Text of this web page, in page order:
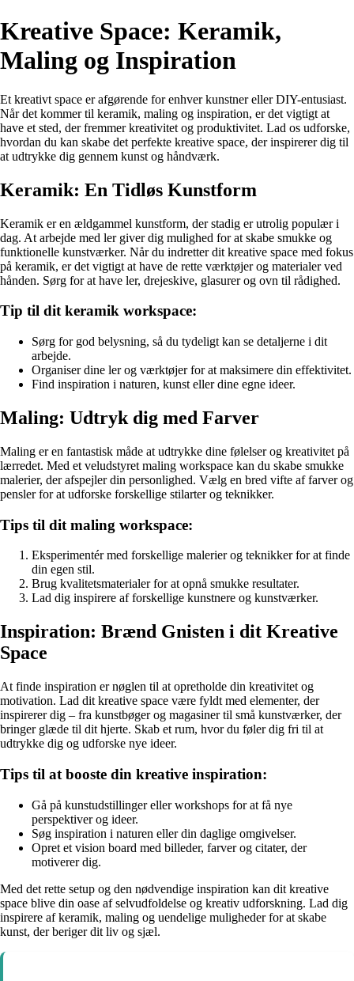
Kreative Space: Keramik,
Maling og Inspiration
Et kreativt space er afgørende for enhver kunstner eller DIY-entusiast.
Når det kommer til keramik, maling og inspiration, er det vigtigt at
have et sted, der fremmer kreativitet og produktivitet. Lad os udforske,
hvordan du kan skabe det perfekte kreative space, der inspirerer dig til
at udtrykke dig gennem kunst og håndværk.
Keramik: En Tidløs Kunstform
Keramik er en ældgammel kunstform, der stadig er utrolig populær i
dag. At arbejde med ler giver dig mulighed for at skabe smukke og
funktionelle kunstværker. Når du indretter dit kreative space med fokus
på keramik, er det vigtigt at have de rette værktøjer og materialer ved
hånden. Sørg for at have ler, drejeskive, glasurer og ovn til rådighed.
Tip til dit keramik workspace:
Sørg for god belysning, så du tydeligt kan se detaljerne i dit
arbejde.
Organiser dine ler og værktøjer for at maksimere din effektivitet.
Find inspiration i naturen, kunst eller dine egne ideer.
Maling: Udtryk dig med Farver
Maling er en fantastisk måde at udtrykke dine følelser og kreativitet på
lærredet. Med et veludstyret maling workspace kan du skabe smukke
malerier, der afspejler din personlighed. Vælg en bred vifte af farver og
pensler for at udforske forskellige stilarter og teknikker.
Tips til dit maling workspace:
Eksperimentér med forskellige malerier og teknikker for at finde
din egen stil.
Brug kvalitetsmaterialer for at opnå smukke resultater.
Lad dig inspirere af forskellige kunstnere og kunstværker.
Inspiration: Brænd Gnisten i dit Kreative
Space
At finde inspiration er nøglen til at opretholde din kreativitet og
motivation. Lad dit kreative space være fyldt med elementer, der
inspirerer dig – fra kunstbøger og magasiner til små kunstværker, der
bringer glæde til dit hjerte. Skab et rum, hvor du føler dig fri til at
udtrykke dig og udforske nye ideer.
Tips til at booste din kreative inspiration:
Gå på kunstudstillinger eller workshops for at få nye
perspektiver og ideer.
Søg inspiration i naturen eller din daglige omgivelser.
Opret et vision board med billeder, farver og citater, der
motiverer dig.
Med det rette setup og den nødvendige inspiration kan dit kreative
space blive din oase af selvudfoldelse og kreativ udforskning. Lad dig
inspirere af keramik, maling og uendelige muligheder for at skabe
kunst, der beriger dit liv og sjæl.